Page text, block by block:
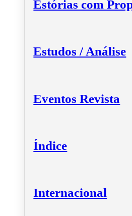
Estórias com
Estudos / Análise
Eventos Revista
Índice
Internacional